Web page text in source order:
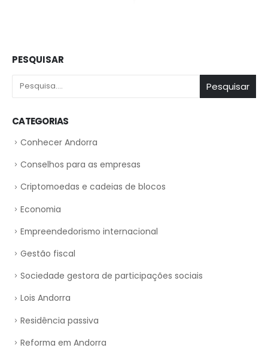
PESQUISAR
Pesquisar
CATEGORIAS
Conhecer Andorra
Conselhos para as empresas
Criptomoedas e cadeias de blocos
Economia
Empreendedorismo internacional
Gestão fiscal
Sociedade gestora de participações sociais
Lois Andorra
Residência passiva
Reforma em Andorra